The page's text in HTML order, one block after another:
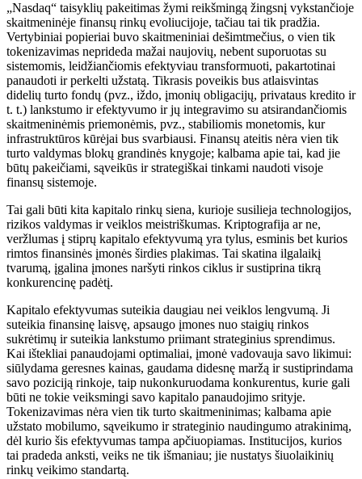
„Nasdaq“ taisyklių pakeitimas žymi reikšmingą žingsnį vykstančioje
skaitmeninėje finansų rinkų evoliucijoje, tačiau tai tik pradžia.
Vertybiniai popieriai buvo skaitmeniniai dešimtmečius, o vien tik
tokenizavimas neprideda mažai naujovių, nebent suporuotas su
sistemomis, leidžiančiomis efektyviau transformuoti, pakartotinai
panaudoti ir perkelti užstatą. Tikrasis poveikis bus atlaisvintas
didelių turto fondų (pvz., iždo, įmonių obligacijų, privataus kredito ir
t. t.) lankstumo ir efektyvumo ir jų integravimo su atsirandančiomis
skaitmeninėmis priemonėmis, pvz., stabiliomis monetomis, kur
infrastruktūros kūrėjai bus svarbiausi. Finansų ateitis nėra vien tik
turto valdymas blokų grandinės knygoje; kalbama apie tai, kad jie
būtų pakeičiami, sąveikūs ir strategiškai tinkami naudoti visoje
finansų sistemoje.
Tai gali būti kita kapitalo rinkų siena, kurioje susilieja technologijos,
rizikos valdymas ir veiklos meistriškumas. Kriptografija ar ne,
veržlumas į stiprų kapitalo efektyvumą yra tylus, esminis bet kurios
rimtos finansinės įmonės širdies plakimas. Tai skatina ilgalaikį
tvarumą, įgalina įmones naršyti rinkos ciklus ir sustiprina tikrą
konkurencinę padėtį.
Kapitalo efektyvumas suteikia daugiau nei veiklos lengvumą. Ji
suteikia finansinę laisvę, apsaugo įmones nuo staigių rinkos
sukrėtimų ir suteikia lankstumo priimant strateginius sprendimus.
Kai ištekliai panaudojami optimaliai, įmonė vadovauja savo likimui:
siūlydama geresnes kainas, gaudama didesnę maržą ir sustiprindama
savo poziciją rinkoje, taip nukonkuruodama konkurentus, kurie gali
būti ne tokie veiksmingi savo kapitalo panaudojimo srityje.
Tokenizavimas nėra vien tik turto skaitmeninimas; kalbama apie
užstato mobilumo, sąveikumo ir strateginio naudingumo atrakinimą,
dėl kurio šis efektyvumas tampa apčiuopiamas. Institucijos, kurios
tai pradeda anksti, veiks ne tik išmaniau; jie nustatys šiuolaikinių
rinkų veikimo standartą.